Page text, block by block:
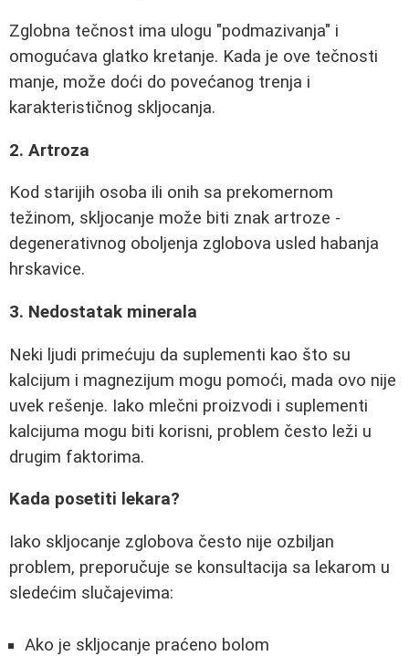
Zglobna tečnost ima ulogu "podmazivanja" i
omogućava glatko kretanje. Kada je ove tečnosti
manje, može doći do povećanog trenja i
karakterističnog skljocanja.
2. Artroza
Kod starijih osoba ili onih sa prekomernom
težinom, skljocanje može biti znak artroze -
degenerativnog oboljenja zglobova usled habanja
hrskavice.
3. Nedostatak minerala
Neki ljudi primećuju da suplementi kao što su
kalcijum i magnezijum mogu pomoći, mada ovo nije
uvek rešenje. Iako mlečni proizvodi i suplementi
kalcijuma mogu biti korisni, problem često leži u
drugim faktorima.
Kada posetiti lekara?
Iako skljocanje zglobova često nije ozbiljan
problem, preporučuje se konsultacija sa lekarom u
sledećim slučajevima:
Ako je skljocanje praćeno bolom